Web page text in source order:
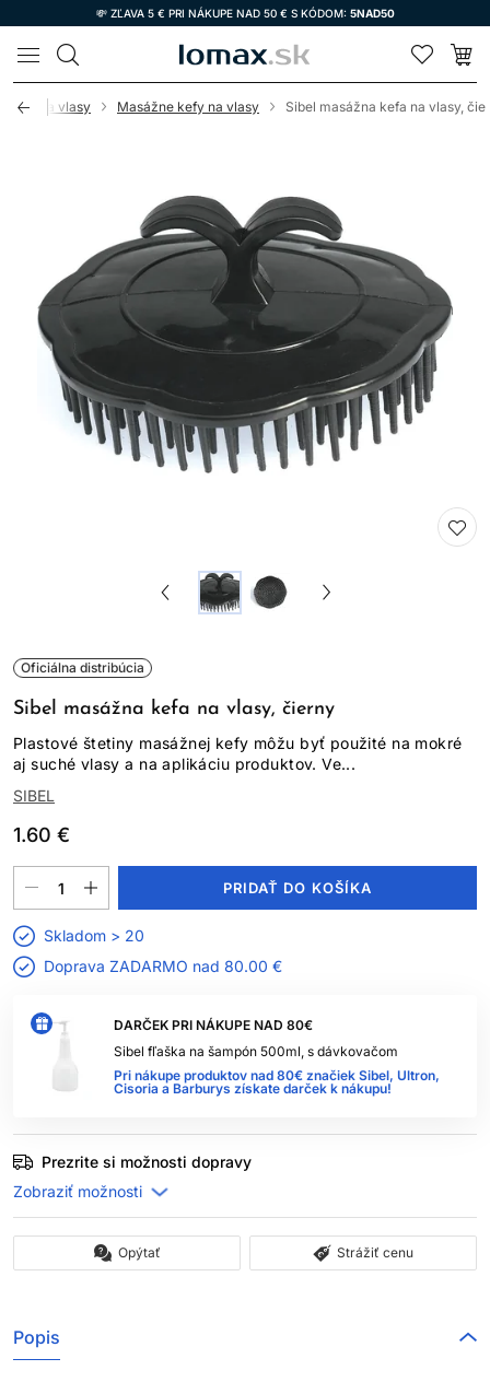
💸 ZĽAVA 5 € PRI NÁKUPE NAD 50 € S KÓDOM: 5NAD50
LOMAX
Kefy na vlasy Masážne kefy na vlasy Sibel masážna kefa na vlasy,
Oficiálna distribúcia
Sibel masážna kefa na vlasy, čierny
Plastové štetiny masážnej kefy môžu byť použité na mokré
aj suché vlasy a na aplikáciu produktov. Ve...
SIBEL
1.60 €
DARČEK PRI NÁKUPE NAD 80€
Sibel fľaška na šampón 500ml, s dávkovačom
Pri nákupe produktov nad 80€ značiek Sibel, Ultron,
Cisoria a Barburys získate darček k nákupu!
PRIDAŤ DO KOŠÍKA
Skladom > 20
Doprava ZADARMO nad 80.00 €
Prezrite si možnosti dopravy
Opýtať Strážiť cenu
Popis